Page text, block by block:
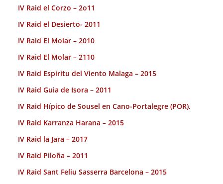
IV Raid el Corzo – 2o11
IV Raid el Desierto- 2011
IV Raid El Molar – 2010
IV Raid El Molar – 2110
IV Raid Espiritu del Viento Malaga – 2015
IV Raid Guia de Isora – 2011
IV Raid Hípico de Sousel en Cano-Portalegre (POR).
IV Raid Karranza Harana – 2015
IV Raid la Jara – 2017
IV Raid Piloña – 2011
IV Raid Sant Feliu Sasserra Barcelona – 2015